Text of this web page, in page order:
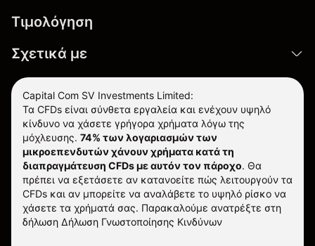
Τιμολόγηση
Σχετικά με
Capital Com SV Investments Limited:
Τα CFDs είναι σύνθετα εργαλεία και ενέχουν υψηλό
κίνδυνο να χάσετε γρήγορα χρήματα λόγω της
μόχλευσης. 74% των λογαριασμών των
μικροεπενδυτών χάνουν χρήματα κατά τη
διαπραγμάτευση CFDs με αυτόν τον πάροχο. Θα
πρέπει να εξετάσετε αν κατανοείτε πώς λειτουργούν τα
CFDs και αν μπορείτε να αναλάβετε το υψηλό ρίσκο να
χάσετε τα χρήματά σας. Παρακαλούμε ανατρέξτε στη
δήλωση Δήλωση Γνωστοποίησης Κινδύνων